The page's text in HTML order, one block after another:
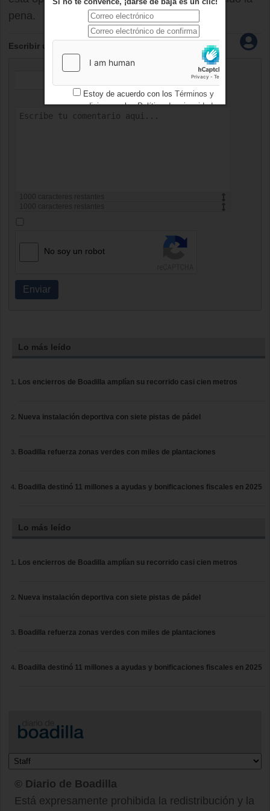
pena.
Escribir un comentario
caracteres restantes
caracteres restantes
No soy un robot
Enviar
Lo más leído
Los encierros de Boadilla amplían su recorrido casi cien metros
Nueva instalación deportiva con siete pistas de pádel
Boadilla refuerza zonas verdes con miles de plantaciones
Boadilla destinó 11 millones a ayudas y bonificaciones fiscales en 2025
Lo más leído
Los encierros de Boadilla amplían su recorrido casi cien metros
Nueva instalación deportiva con siete pistas de pádel
Boadilla refuerza zonas verdes con miles de plantaciones
Boadilla destinó 11 millones a ayudas y bonificaciones fiscales en 2025
© Diario de Boadilla
Está expresamente prohibida la redistribución y la
Estoy de acuerdo con los Términos y
condicionesy losPolítica de privacidad